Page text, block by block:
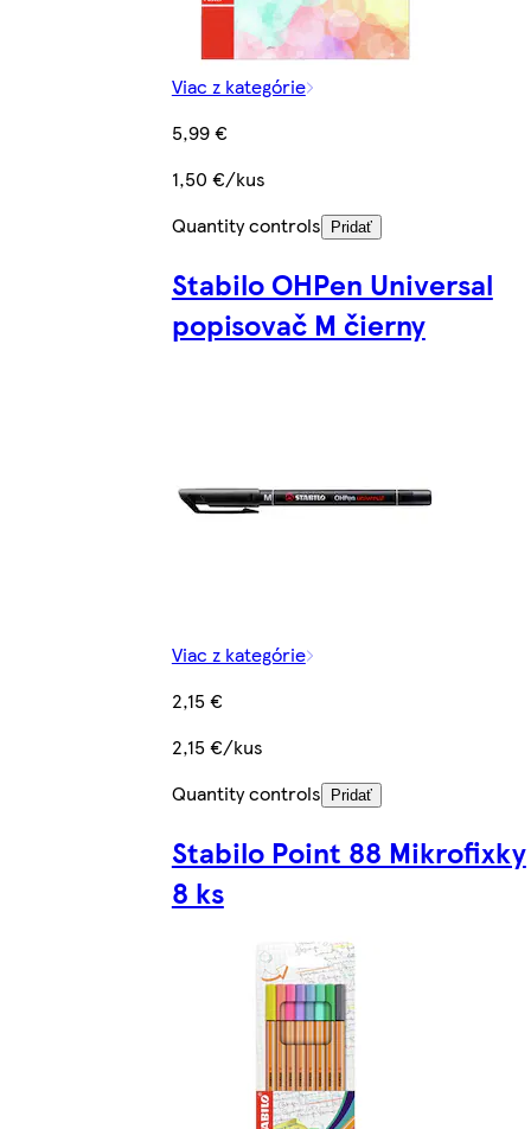
Viac z kategórie
5,99 €
1,50 €/kus
Quantity controls
Pridať
Stabilo OHPen Universal
popisovač M čierny
Viac z kategórie
2,15 €
2,15 €/kus
Quantity controls
Pridať
Stabilo Point 88 Mikrofixky
8 ks